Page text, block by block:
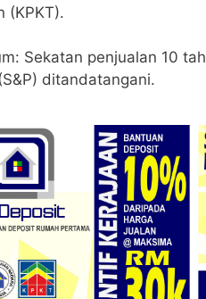
(KPKT).
Sekatan penjualan 10
ditandatangani.